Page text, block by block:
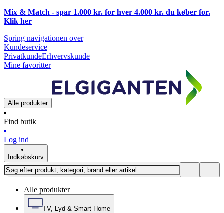
Mix & Match - spar 1.000 kr. for hver 4.000 kr. du køber for.
Klik her
Spring navigationen over
Kundeservice
PrivatkundeErhvervskunde
Mine favoritter
Alle produkter
Find butik
Log ind
Indkøbskurv
Alle produkter
TV, Lyd & Smart Home